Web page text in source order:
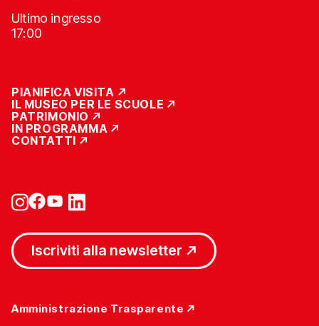
Ultimo ingresso
17:00
PIANIFICA VISITA
IL MUSEO PER LE SCUOLE
PATRIMONIO
IN PROGRAMMA
CONTATTI
Iscriviti alla newsletter
Amministrazione Trasparente